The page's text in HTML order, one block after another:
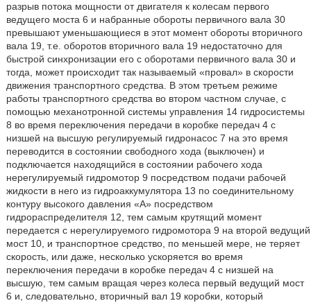
разрыв потока мощности от двигателя к колесам первого
ведущего моста 6 и набранные обороты первичного вала 30
превышают уменьшающиеся в этот момент обороты вторичного
вала 19, т.е. оборотов вторичного вала 19 недостаточно для
быстрой синхронизации его с оборотами первичного вала 30 и
тогда, может происходит так называемый «провал» в скорости
движения транспортного средства. В этом третьем режиме
работы транспортного средства во втором частном случае, с
помощью механотронной системы управления 14 гидросистемы
8 во время переключения передачи в коробке передач 4 с
низшей на высшую регулируемый гидронасос 7 на это время
переводится в состоянии свободного хода (выключен) и
подключается находящийся в состоянии рабочего хода
нерегулируемый гидромотор 9 посредством подачи рабочей
жидкости в него из гидроаккумулятора 13 по соединительному
контуру высокого давления «А» посредством
гидрораспределителя 12, тем самым крутящий момент
передается с нерегулируемого гидромотора 9 на второй ведущий
мост 10, и транспортное средство, по меньшей мере, не теряет
скорость, или даже, несколько ускоряется во время
переключения передачи в коробке передач 4 с низшей на
высшую, тем самым вращая через колеса первый ведущий мост
6 и, следовательно, вторичный вал 19 коробки, который